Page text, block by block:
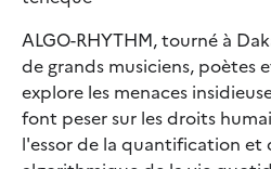
ALGO-RHYTHM, tourné à
de grands musiciens, poètes
explore les menaces
font peser sur les droits
l'essor de la quantification et